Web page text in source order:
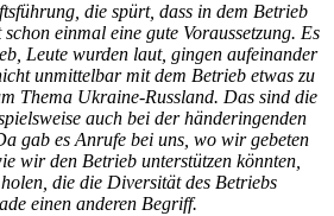
die spürt, dass in dem Betrieb
einmal eine gute Voraussetzung. Es
Leute wurden laut, gingen aufeinander
unmittelbar mit dem Betrieb etwas zu
Thema Ukraine-Russland. Das sind die
auch bei der händeringenden
gab es Anrufe bei uns, wo wir gebeten
wir den Betrieb unterstützen könnten,
die die Diversität des Betriebs
einen anderen Begriff.